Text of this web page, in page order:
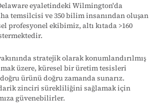
eyaletindeki Wilmington'da
temsilcisi ve 350 bilim insanından oluşan
profesyonel ekibimiz, altı kıtada >160
stratejik olarak konumlandırılmış
üzere, küresel bir üretim tesisleri
ürünü doğru zamanda sunarız.
zinciri sürekliliğini sağlamak için
güvenebilirler.